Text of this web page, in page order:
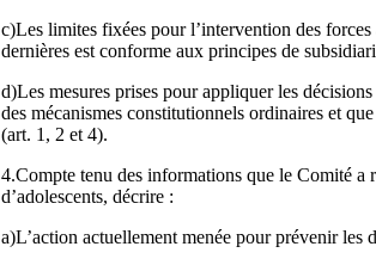
c)Les limites fixées pour l’intervention des
dernières est conforme aux principes de
d)Les mesures prises pour appliquer les
des mécanismes constitutionnels ordinaires et
(art. 1, 2 et 4).
4.Compte tenu des informations que le Comité a
d’adolescents, décrire :
a)L’action actuellement menée pour prévenir les